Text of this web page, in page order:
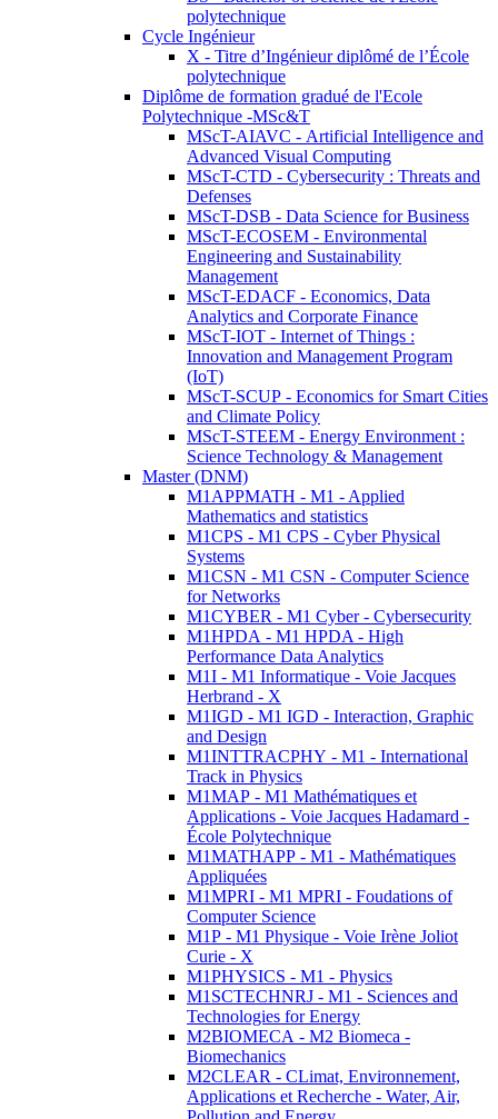
polytechnique
Cycle Ingénieur
X - Titre d’Ingénieur diplômé de l’École
polytechnique
Diplôme de formation gradué de l'Ecole
Polytechnique -MSc&T
MScT-AIAVC - Artificial Intelligence and
Advanced Visual Computing
MScT-CTD - Cybersecurity : Threats and
Defenses
MScT-DSB - Data Science for Business
MScT-ECOSEM - Environmental
Engineering and Sustainability
Management
MScT-EDACF - Economics, Data
Analytics and Corporate Finance
MScT-IOT - Internet of Things :
Innovation and Management Program
(IoT)
MScT-SCUP - Economics for Smart Cities
and Climate Policy
MScT-STEEM - Energy Environment :
Science Technology & Management
Master (DNM)
M1APPMATH - M1 - Applied
Mathematics and statistics
M1CPS - M1 CPS - Cyber Physical
Systems
M1CSN - M1 CSN - Computer Science
for Networks
M1CYBER - M1 Cyber - Cybersecurity
M1HPDA - M1 HPDA - High
Performance Data Analytics
M1I - M1 Informatique - Voie Jacques
Herbrand - X
M1IGD - M1 IGD - Interaction, Graphic
and Design
M1INTTRACPHY - M1 - International
Track in Physics
M1MAP - M1 Mathématiques et
Applications - Voie Jacques Hadamard -
École Polytechnique
M1MATHAPP - M1 - Mathématiques
Appliquées
M1MPRI - M1 MPRI - Foudations of
Computer Science
M1P - M1 Physique - Voie Irène Joliot
Curie - X
M1PHYSICS - M1 - Physics
M1SCTECHNRJ - M1 - Sciences and
Technologies for Energy
M2BIOMECA - M2 Biomeca -
Biomechanics
M2CLEAR - CLimat, Environnement,
Applications et Recherche - Water, Air,